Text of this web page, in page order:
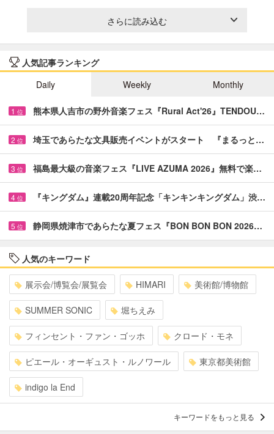
さらに読み込む
人気記事ランキング
Daily
Weekly Monthly
1 位 熊本県人吉市の野外音楽フェス『Rural Act'26』TENDOU…
2 位 埼玉であらたな文具販売イベントがスタート 『まるっと…
3 位 福島最大級の音楽フェス『LIVE AZUMA 2026』無料で楽…
4 位 『キングダム』連載20周年記念「キンキンキングダム」渋…
5 位 静岡県焼津市であらたな夏フェス『BON BON BON 2026…
人気のキーワード
展示会/博覧会/展覧会 HIMARI 美術館/博物館
SUMMER SONIC 堀ちえみ
フィンセント・ファン・ゴッホ クロード・モネ
ピエール・オーギュスト・ルノワール 東京都美術館
indigo la End
キーワードをもっと見る